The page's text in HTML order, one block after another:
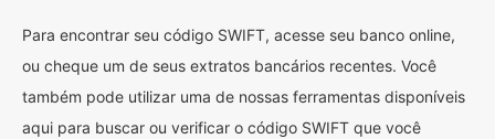
Para encontrar seu código SWIFT, acesse seu banco online,
ou cheque um de seus extratos bancários recentes. Você
também pode utilizar uma de nossas ferramentas disponíveis
aqui para buscar ou verificar o código SWIFT que você